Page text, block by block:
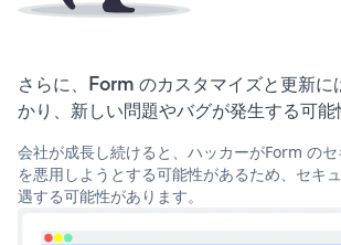
さらに、Form のカスタマイズと更新に
かり、新しい問題やバグが発生する可能
会社が成長し続けると、ハッカーがForm の
を悪用しようとする可能性があるため、セキ
遇する可能性があります。